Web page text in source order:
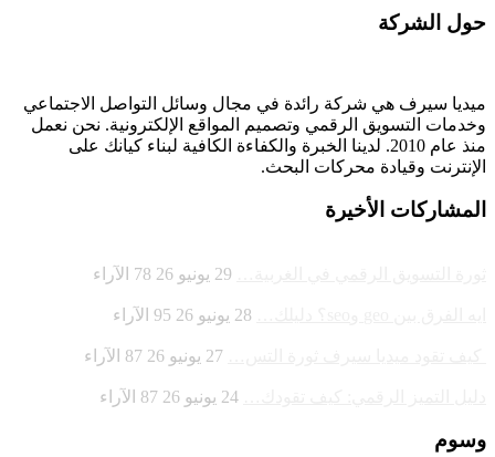
حول الشركة
ميديا ​​سيرف هي شركة رائدة في مجال وسائل التواصل الاجتماعي
وخدمات التسويق الرقمي وتصميم المواقع الإلكترونية. نحن نعمل
منذ عام 2010. لدينا الخبرة والكفاءة الكافية لبناء كيانك على
الإنترنت وقيادة محركات البحث.
المشاركات الأخيرة
29 يونيو 26 78 الآراء
28 يونيو 26 95 الآراء
27 يونيو 26 87 الآراء
24 يونيو 26 87 الآراء
وسوم